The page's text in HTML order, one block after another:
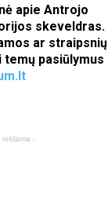
apie Antrojo
skeveldras.
ar straipsnių
pasiūlymus
reklama -